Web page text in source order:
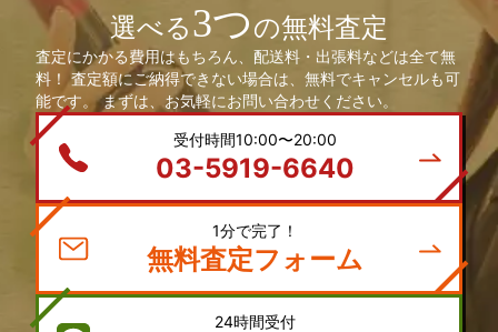
選べる3つの無料査定
査定にかかる費用はもちろん、配送料・出張料などは全て無
料！ 査定額にご納得できない場合は、無料でキャンセルも可
能です。 まずは、お気軽にお問い合わせください。
受付時間10:00〜20:00
03-5919-6640
1分で完了！
無料査定フォーム
24時間受付